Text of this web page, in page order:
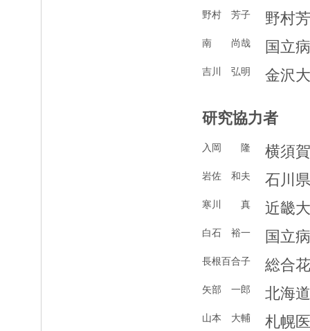
野村 芳子 野村
南 尚哉 国立
吉川 弘明 金沢
研究協力者
入岡 隆 横須
岩佐 和夫 石川
寒川 真 近畿
白石 裕一 国立
長根百合子 総合
矢部 一郎 北海
山本 大輔 札幌